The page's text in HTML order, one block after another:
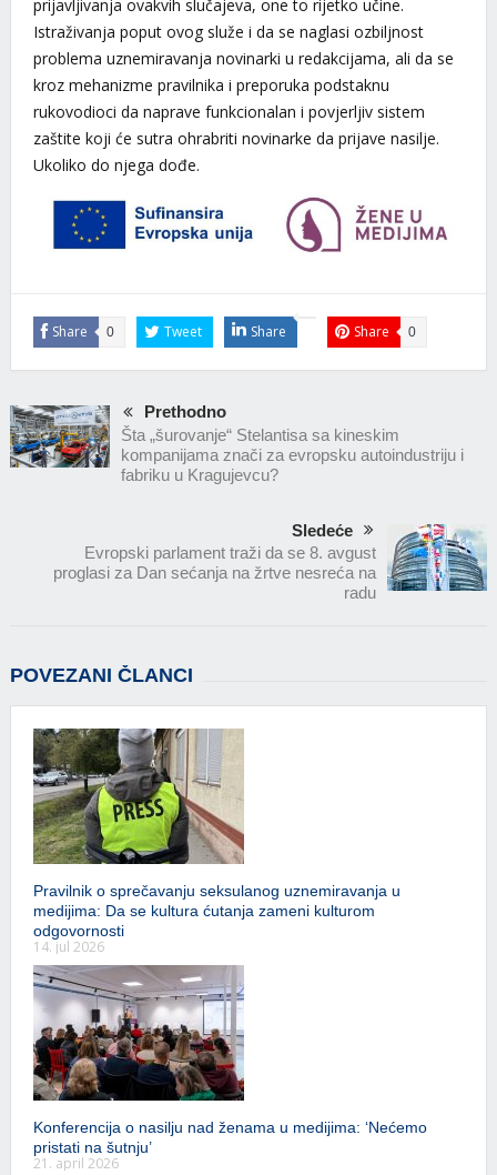
prijavljivanja ovakvih slučajeva, one to rijetko učine.
Istraživanja poput ovog služe i da se naglasi ozbiljnost
problema uznemiravanja novinarki u redakcijama, ali da se
kroz mehanizme pravilnika i preporuka podstaknu
rukovodioci da naprave funkcionalan i povjerljiv sistem
zaštite koji će sutra ohrabriti novinarke da prijave nasilje.
Ukoliko do njega dođe.
Share 0 Tweet Share Share 0
Prethodno
Šta „šurovanje“ Stelantisa sa kineskim
kompanijama znači za evropsku autoindustriju i
fabriku u Kragujevcu?
Sledeće
Evropski parlament traži da se 8. avgust
proglasi za Dan sećanja na žrtve nesreća na
radu
POVEZANI ČLANCI
Pravilnik o sprečavanju seksulanog uznemiravanja u
medijima: Da se kultura ćutanja zameni kulturom
odgovornosti
14. jul 2026
Konferencija o nasilju nad ženama u medijima: ‘Nećemo
pristati na šutnju’
21. april 2026